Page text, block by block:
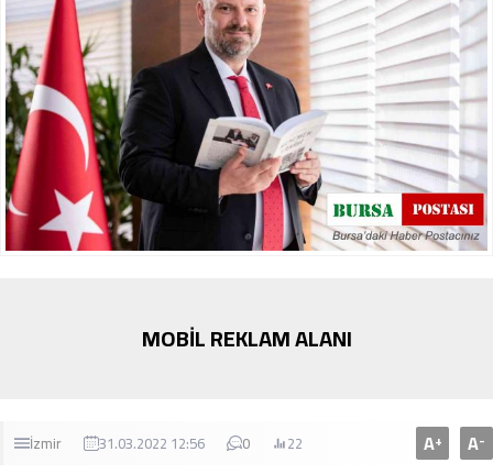
MOBİL REKLAM ALANI
İzmir 31.03.2022 12:56 0 22 A+ A-